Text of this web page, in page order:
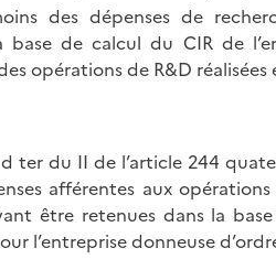
des dépenses de
base de calcul du CIR de
opérations de R&D réalisées
ter du II de l’article 244
afférentes aux
être retenues dans la
l’entreprise donneuse